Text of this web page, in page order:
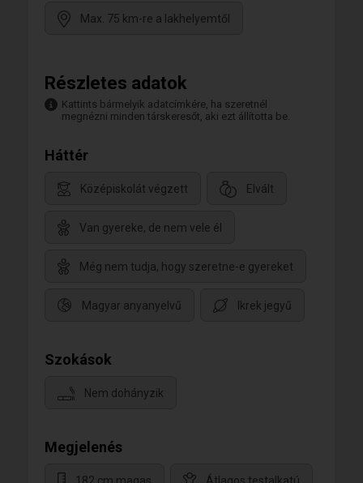
Max. 75 km-re a lakhelyemtől
Részletes adatok
Kattints bármelyik adatcímkére, ha szeretnél
megnézni minden társkeresőt, aki ezt állította be.
Háttér
Középiskolát végzett Elvált
Van gyereke, de nem vele él
Még nem tudja, hogy szeretne-e gyereket
Magyar anyanyelvű Ikrek jegyű
Szokások
Nem dohányzik
Megjelenés